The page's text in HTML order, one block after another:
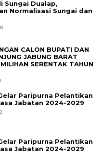
Sungai Dualap,
Normalisasi Sungai dan
CALON BUPATI DAN
JABUNG BARAT
SERENTAK TAHUN
Paripurna Pelantikan
Jabatan 2024-2029
Paripurna Pelantikan
Jabatan 2024-2029